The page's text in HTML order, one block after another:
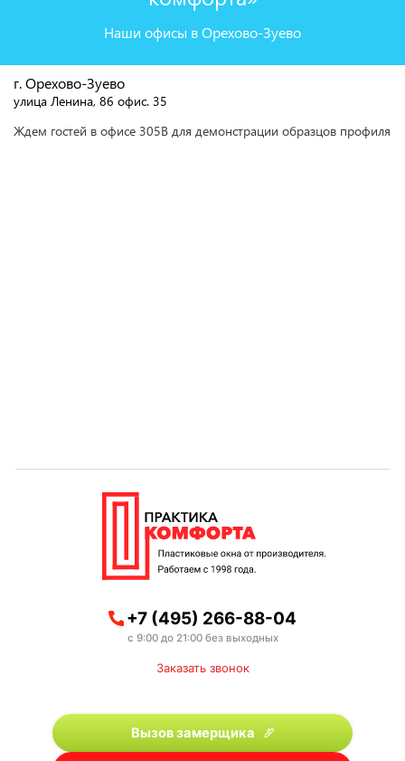
Наши офисы в Орехово-Зуево
г. Орехово-Зуево
улица Ленина, 86 офис. 35
Ждем гостей в офисе 305В для демонстрации образцов профиля
+7 (495) 266-88-04
с 9:00 до 21:00 без выходных
Заказать звонок
Вызов замерщика